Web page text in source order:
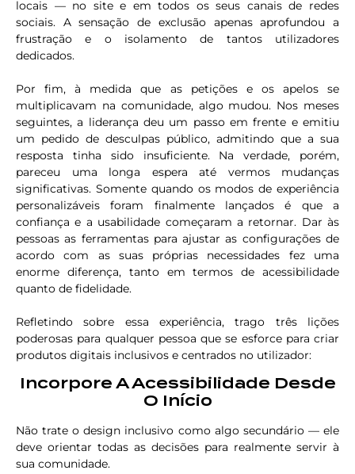
locais — no site e em todos os seus canais de redes
sociais. A sensação de exclusão apenas aprofundou a
frustração e o isolamento de tantos utilizadores
dedicados.
Por fim, à medida que as petições e os apelos se
multiplicavam na comunidade, algo mudou. Nos meses
seguintes, a liderança deu um passo em frente e emitiu
um pedido de desculpas público, admitindo que a sua
resposta tinha sido insuficiente. Na verdade, porém,
pareceu uma longa espera até vermos mudanças
significativas. Somente quando os modos de experiência
personalizáveis foram finalmente lançados é que a
confiança e a usabilidade começaram a retornar. Dar às
pessoas as ferramentas para ajustar as configurações de
acordo com as suas próprias necessidades fez uma
enorme diferença, tanto em termos de acessibilidade
quanto de fidelidade.
Refletindo sobre essa experiência, trago três lições
poderosas para qualquer pessoa que se esforce para criar
produtos digitais inclusivos e centrados no utilizador:
Incorpore A Acessibilidade Desde
O Início
Não trate o design inclusivo como algo secundário — ele
deve orientar todas as decisões para realmente servir à
sua comunidade.